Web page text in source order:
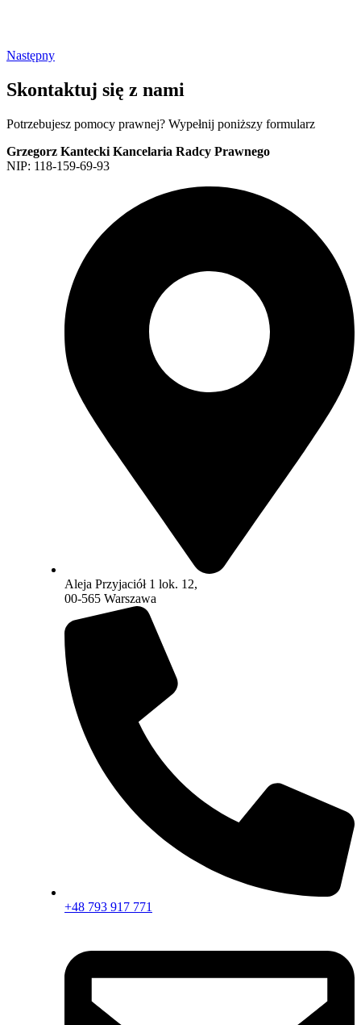
Następny
Skontaktuj się z nami
Potrzebujesz pomocy prawnej? Wypełnij poniższy formularz
Grzegorz Kantecki Kancelaria Radcy Prawnego
NIP: 118-159-69-93
Aleja Przyjaciół 1 lok. 12,
00-565 Warszawa
+48 793 917 771